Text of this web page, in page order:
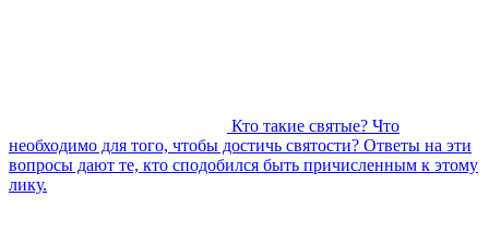
Кто такие святые? Что
необходимо для того, чтобы достичь святости? Ответы на эти
вопросы дают те, кто сподобился быть причисленным к этому
лику.